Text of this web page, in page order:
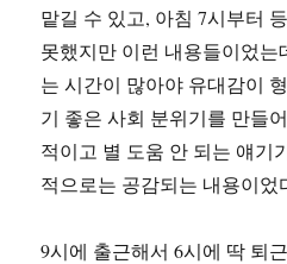
맡길 수 있고, 아침 7시부터
못했지만 이런 내용들이었는
는 시간이 많아야 유대감이
기 좋은 사회 분위기를 만들
적이고 별 도움 안 되는 얘기
적으로는 공감되는 내용이었
9시에 출근해서 6시에 딱 퇴